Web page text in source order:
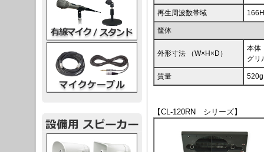
再生周波数帯域
筐体
外形寸法 （W×H×D）
本体
グリ
質量
【CL-120RN シリーズ】